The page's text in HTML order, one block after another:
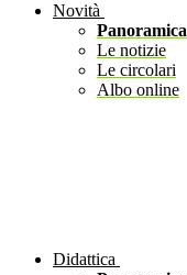
Novità
Panoramica
Le notizie
Le circolari
Albo online
Didattica